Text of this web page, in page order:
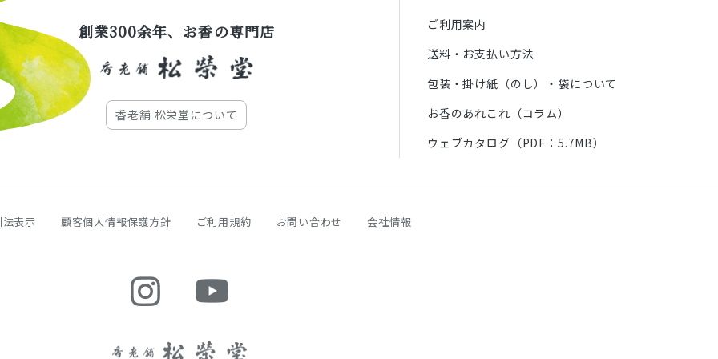
創業300余年、お香の専門店
香老舗 松栄堂について
ご利用案内
送料・お支払い方法
包装・掛け紙（のし）・袋について
お香のあれこれ（コラム）
ウェブカタログ（PDF：5.7MB）
表示 顧客個人情報保護方針 ご利用規約 お問い合わせ 会社情報